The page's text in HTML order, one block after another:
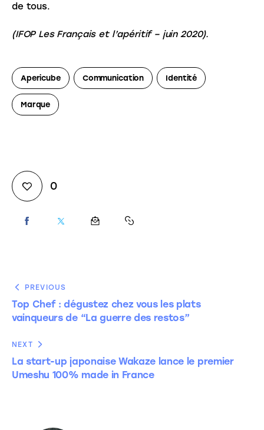
de tous.
(IFOP Les Français et l’apéritif – juin 2020).
Apericube Communication Identité
Marque
0
PREVIOUS
Top Chef : dégustez chez vous les plats
vainqueurs de “La guerre des restos”
NEXT
La start-up japonaise Wakaze lance le premier
Umeshu 100% made in France